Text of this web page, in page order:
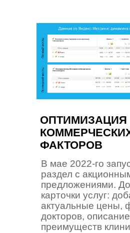
В мае 2022-го
раздел с
предложениями.
карточки услуг:
актуальные цены,
докторов, описание
преимуществ
ОПТИМИЗАЦИЯ
ФАКТОРОВ